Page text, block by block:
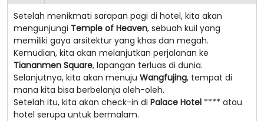
Setelah menikmati sarapan pagi di hotel, kita akan
mengunjungi Temple of Heaven, sebuah kuil yang
memiliki gaya arsitektur yang khas dan megah.
Kemudian, kita akan melanjutkan perjalanan ke
Tiananmen Square, lapangan terluas di dunia.
Selanjutnya, kita akan menuju Wangfujing, tempat di
mana kita bisa berbelanja oleh-oleh.
Setelah itu, kita akan check-in di Palace Hotel **** atau
hotel serupa untuk bermalam.